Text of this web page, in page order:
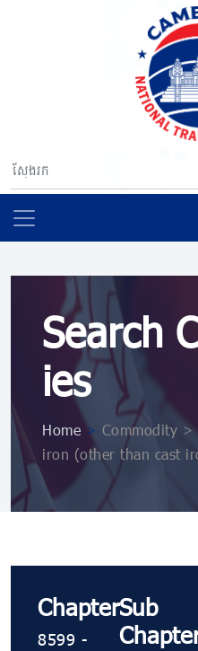
Search
ies
Home > Commodity
iron (other than cast
Chapter
8599 -
Sub